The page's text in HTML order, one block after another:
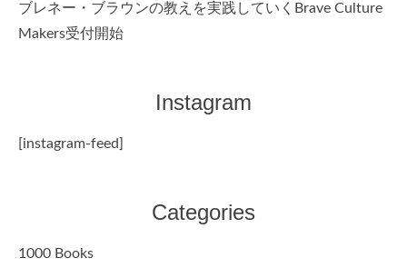
ブレネー・ブラウンの教えを実践していくBrave Culture
Makers受付開始
Instagram
[instagram-feed]
Categories
1000 Books